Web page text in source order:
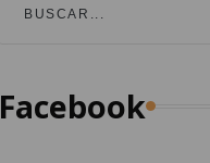
Facebook